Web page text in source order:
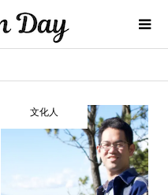
文化人